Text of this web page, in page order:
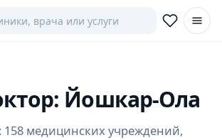
Йошкар-Ола
медицинских учреждений,